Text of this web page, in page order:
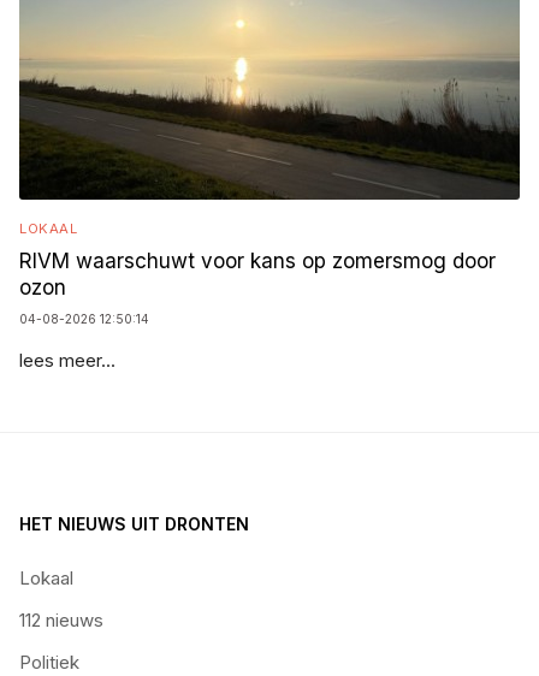
LOKAAL
RIVM waarschuwt voor kans op zomersmog door
ozon
04-08-2026 12:50:14
lees meer...
HET NIEUWS UIT DRONTEN
Lokaal
112 nieuws
Politiek